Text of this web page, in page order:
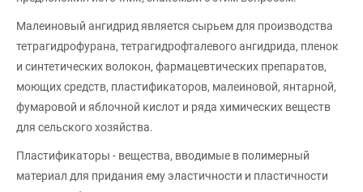
Малеиновый ангидрид является сырьем для производства
тетрагидрофурана, тетрагидрофталевого ангидрида, пленок
и синтетических волокон, фармацевтических препаратов,
моющих средств, пластификаторов, малеиновой, янтарной,
фумаровой и яблочной кислот и ряда химических веществ
для сельского хозяйства.
Пластификаторы - вещества, вводимые в полимерный
материал для придания ему эластичности и пластичности